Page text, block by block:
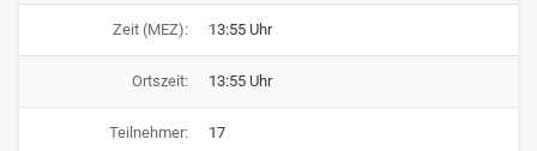
Zeit (MEZ): 13:55 Uhr
Ortszeit: 13:55 Uhr
Teilnehmer: 17